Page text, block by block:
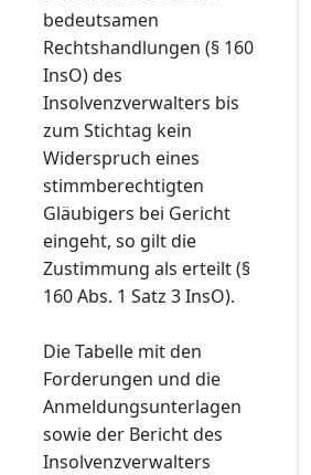
bedeutsamen
Rechtshandlungen (§ 160
InsO) des
Insolvenzverwalters bis
zum Stichtag kein
Widerspruch eines
stimmberechtigten
Gläubigers bei Gericht
eingeht, so gilt die
Zustimmung als erteilt (§
160 Abs. 1 Satz 3 InsO).
Die Tabelle mit den
Forderungen und die
Anmeldungsunterlagen
sowie der Bericht des
Insolvenzverwalters